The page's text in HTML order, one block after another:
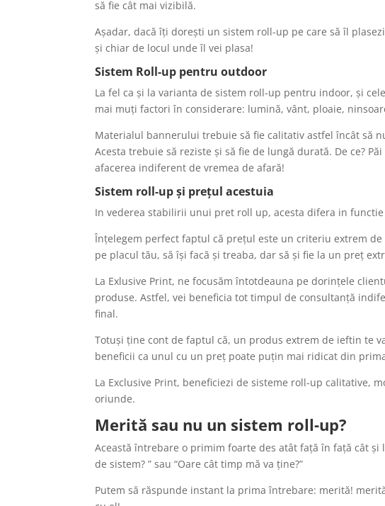
să fie cât mai vizibilă.
Așadar, dacă îți dorești un sistem roll-up pe care să îl
și chiar de locul unde îl vei plasa!
Sistem Roll-up pentru outdoor
La fel ca și la varianta de sistem roll-up pentru indoor, și
mai muți factori în considerare: lumină, vânt, ploaie,
Materialul bannerului trebuie să fie calitativ astfel încât să
Acesta trebuie să reziste și să fie de lungă durată. De ce?
afacerea indiferent de vremea de afară!
Sistem roll-upși prețul acestuia
In vederea stabilirii unui pret roll up, acesta difera in
Înțelegem perfect faptul că prețul este un criteriu extrem
pe placul tău, să își facă și treaba, dar să și fie la un preț
La Exlusive Print, ne focusăm întotdeauna pe dorințele
produse. Astfel, vei beneficia tot timpul de consultanță
final.
Totuși ține cont de faptul că, un produs extrem de ieftin te
beneficii ca unul cu un preț poate puțin mai ridicat din
La Exclusive Print, beneficiezi de sisteme roll-up calitative,
oriunde.
Merită sau nu un sistem roll-up?
Această întrebare o primim foarte des atât față în față cât
de sistem? ” sau “Oare cât timp mă va ține?”
Putem să răspunde instant la prima întrebare: merită!